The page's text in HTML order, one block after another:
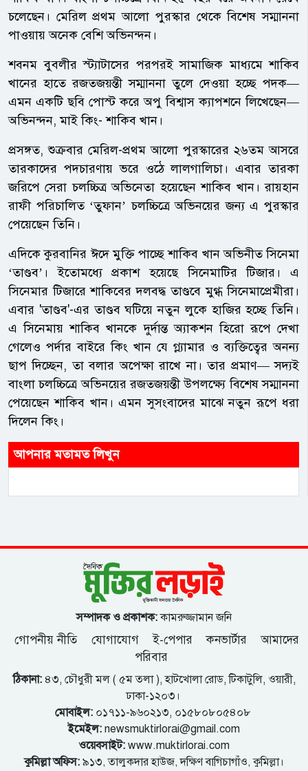
চলেছেন। মেরিল প্রথম আলো পুরস্কার থেকে বিশেষ সম্মাননা
পাওয়ায় অনেক বেশি অভিনন্দন।
শবনম বুবলীর স্ট্যাটাসের পরপরই সামাজিক মাধ্যমে শাকিব
খানের হাতে রজতজয়ন্তী সম্মাননা তুলে দেওয়া হচ্ছে পদক—
এমন একটি ছবি পোস্ট করে অপু বিশ্বাস ক্যাপশনে লিখেছেন—
অভিনন্দন, মাই কিং- শাকিব খান।
প্রসঙ্গত, শুক্রবার মেরিল-প্রথম আলো পুরস্কারের ২৬তম আসরে
তারকাদের পদচারণায় ভরে ওঠে লালগালিচা। এবার তারকা
জরিপে সেরা চলচ্চিত্র অভিনেতা হয়েছেন শাকিব খান। রায়হান
রাফী পরিচালিত ‘তুফান’ চলচ্চিত্রে অভিনয়ের জন্য এ পুরস্কার
পেয়েছেন তিনি।
এদিকে কুরবানির ঈদে মুক্তি পাচ্ছে শাকিব খান অভিনীত সিনেমা
‘তাণ্ডব’। ইতোমধ্যে প্রকাশ হয়েছে সিনেমাটির টিজার। এ
সিনেমার টিজারে শাকিবের দলবদ্ধ তাণ্ডবে মুগ্ধ সিনেমাপ্রেমীরা।
এবার 'তাণ্ডব'-এর তাণ্ডব ঘটিয়ে নতুন লুকে হাজির হচ্ছে তিনি।
এ সিনেমায় শাকিব খানকে দুর্দান্ত অ্যাকশন হিরো রূপে দেখা
গেলেও পর্দার বাইরে কিং খান যে গ্ল্যামার ও ব্যক্তিত্বের অনন্য
ছাপ দিচ্ছেন, তা বলার অপেক্ষা রাখে না। তার প্রমাণ— সদ্যই
বাংলা চলচ্চিত্রে অভিনয়ের রজতজয়ন্তী উপলক্ষ্যে বিশেষ সম্মাননা
পেয়েছেন শাকিব খান। এমন সুসংবাদের মাঝে নতুন রূপে ধরা
দিলেন কিং।
আপনার মতামত লিখুন
সম্পাদক ও প্রকাশক:কামরুজ্জামান জনি
গোপনীয় নীতি যোগাযোগ ই-পেপার কনভার্টার
আমাদের
পরিবার
ঠিকানা:৪৩, চৌধুরী মল ( ৫ম তলা ), হাটখোলা রোড, টিকাটুলি, ওয়ারী,
ঢাকা-১২০৩।
মোবাইল:০১৭১১-৯৬০২১৩, ০১৫৮০৮০৫৪০৮
ইমেইল: newsmuktirlorai@gmail.com
ওয়েবসাইট: www.muktirlorai.com
কুমিল্লা অফিস: ৯১৩, তালুকদার হাউজ, দক্ষিণ বাগিচাগাঁও, কুমিল্লা।